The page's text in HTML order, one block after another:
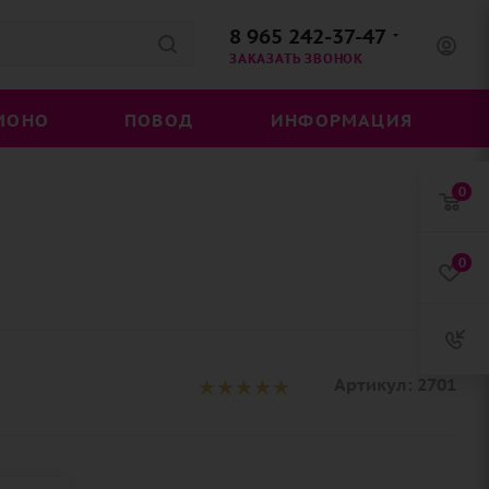
8 965 242-37-47
ЗАКАЗАТЬ ЗВОНОК
ПОВОД ИНФОРМАЦИЯ
0
0